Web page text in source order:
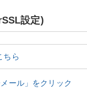
設定)
ちら
ール」をクリック